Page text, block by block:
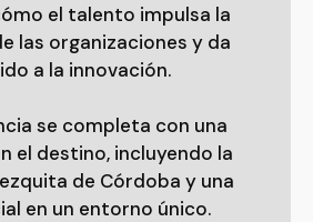
el talento impulsa la
las organizaciones y da
a la innovación.
se completa con una
el destino, incluyendo la
de Córdoba y una
en un entorno único.